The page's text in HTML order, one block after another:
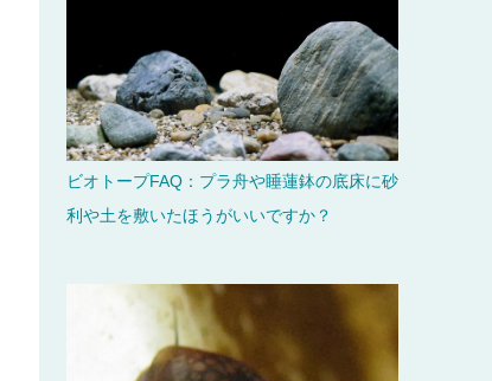
ビオトープFAQ：プラ舟や睡蓮鉢の底床に砂
利や土を敷いたほうがいいですか？